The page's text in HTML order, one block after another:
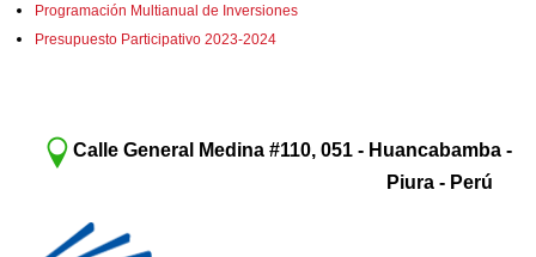
Programación Multianual de Inversiones
Presupuesto Participativo 2023-2024
Calle General Medina #110, 051 - Huancabamba -
Piura - Perú